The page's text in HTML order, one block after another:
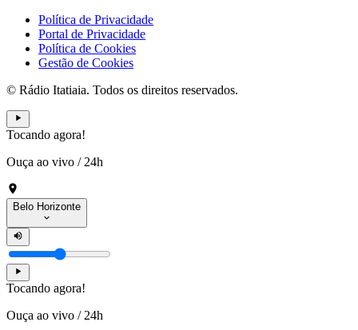
Política de Privacidade
Portal de Privacidade
Política de Cookies
Gestão de Cookies
© Rádio Itatiaia. Todos os direitos reservados.
Tocando agora!
Ouça ao vivo / 24h
Belo Horizonte
Tocando agora!
Ouça ao vivo / 24h